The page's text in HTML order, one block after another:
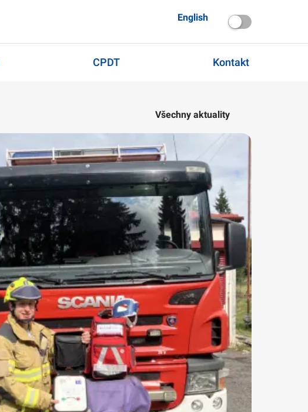
English
CPDT Kontakt
Všechny aktuality